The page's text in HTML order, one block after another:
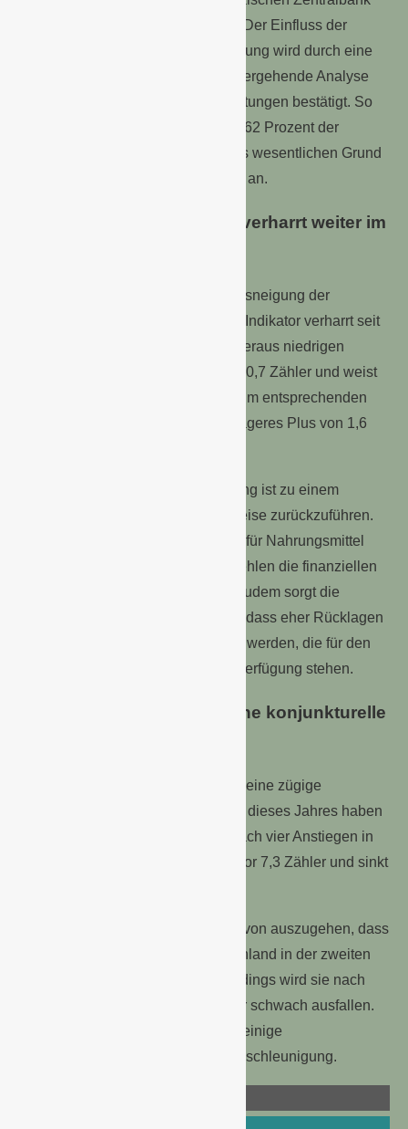
(EZB) von etwa 2 Prozent entfernt. Der Einfluss der
Inflation auf die Einkommenserwartung wird durch eine
ebenfalls im Juni durchgeführte tiefergehende Analyse
des NIM zu den Einkommenserwartungen bestätigt. So
gaben in einer offenen Abfrage gut 62 Prozent der
Befragten die steigenden Preise als wesentlichen Grund
für ihren Einkommenspessimismus an.
Die Anschaffungsneigung verharrt weiter im
Nach wie vor zeigt die Anschaffungsneigung der
Verbraucher kaum Bewegung. Der Indikator verharrt seit
mehr als zwei Jahren auf einem überaus niedrigen
Niveau. In diesem Monat verliert er 0,7 Zähler und weist
nun -13 Punkte auf. Im Vergleich zum entsprechenden
Zeitraum des Vorjahres wird ein mageres Plus von 1,6
Die gegenwärtige Kaufzurückhaltung ist zu einem
wesentlichen Teil auf steigende Preise zurückzuführen.
Wenn die privaten Haushalte mehr für Nahrungsmittel
und Energie aufwenden müssen, fehlen die finanziellen
Mittel für größere Anschaffungen. Zudem sorgt die
fehlende Planungssicherheit dafür, dass eher Rücklagen
für Notfälle oder ähnliches gebildet werden, die für den
Konsum damit ebenfalls nicht zur Verfügung stehen.
Die Hoffnung auf eine rasche konjunkturelle
Die Hoffnungen der Deutschen auf eine zügige
konjunkturelle Belebung im Verlauf dieses Jahres haben
im Juni einen Dämpfer erhalten. Nach vier Anstiegen in
Folge verliert der Konjunkturindikator 7,3 Zähler und sinkt
Trotz des Rückgangs im Juni ist davon auszugehen, dass
sich Konjunkturerholung in Deutschland in der zweiten
Jahreshälfte fortsetzen dürfte. Allerdings wird sie nach
Einschätzung der Verbraucher eher schwach ausfallen.
Erst im kommenden Jahr erwarten einige
Wirtschaftsexperten eine leichte Beschleunigung.